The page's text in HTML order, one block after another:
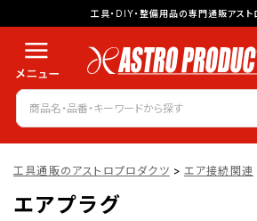
工具・DIY・整備用品の専門通販アスト
工具通販のアストロプロダクツ > エア接続関連
エアプラグ